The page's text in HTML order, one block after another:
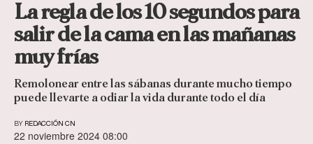
La regla de los 10 segundos para
salir de la cama en las mañanas
muy frías
Remolonear entre las sábanas durante mucho tiempo
puede llevarte a odiar la vida durante todo el día
BY REDACCIÓN CN
22 noviembre 2024 08:00